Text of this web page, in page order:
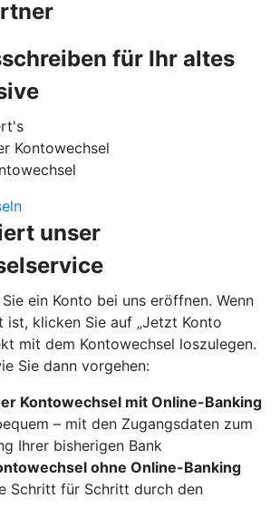
für Ihr altes
Kontowechsel
unser
ein Konto bei uns eröffnen. Wenn
ist, klicken Sie auf „Jetzt Konto
mit dem Kontowechsel loszulegen.
Sie dann vorgehen:
Kontowechsel mit Online-Banking
– mit den Zugangsdaten zum
Ihrer bisherigen Bank
ohne Online-Banking
Schritt für Schritt durch den